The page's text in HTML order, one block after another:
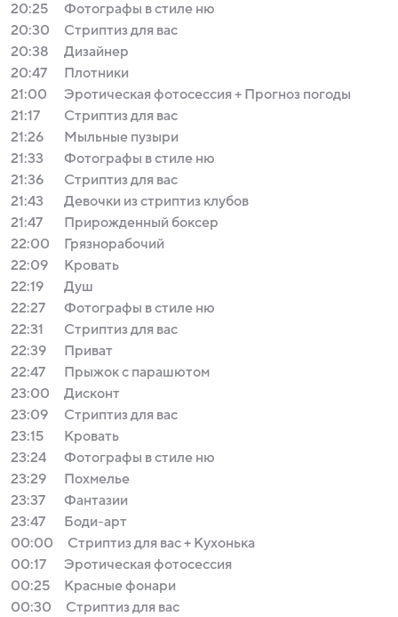
20:25
Фотографы в стиле ню
20:30
Стриптиз для вас
20:38
Дизайнер
20:47
Плотники
21:00
Эротическая фотосессия + Прогноз погоды
21:17
Стриптиз для вас
21:26
Мыльные пузыри
21:33
Фотографы в стиле ню
21:36
Стриптиз для вас
21:43
Девочки из стриптиз клубов
21:47
Прирожденный боксер
22:00
Грязнорабочий
22:09
Кровать
22:19
Душ
22:27
Фотографы в стиле ню
22:31
Стриптиз для вас
22:39
Приват
22:47
Прыжок с парашютом
23:00
Дисконт
23:09
Стриптиз для вас
23:15
Кровать
23:24
Фотографы в стиле ню
23:29
Похмелье
23:37
Фантазии
23:47
Боди-арт
00:00
Стриптиз для вас + Кухонька
00:17
Эротическая фотосессия
00:25
Красные фонари
00:30
Стриптиз для вас